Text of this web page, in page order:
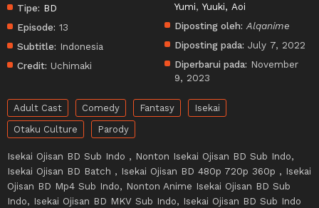
Tipe: BD
Episode: 13
Subtitle: Indonesia
Credit: Uchimaki
Yumi,Yuuki, Aoi
Diposting oleh: Alqanime
Diposting pada: July 7, 2022
Diperbarui pada: November
9, 2023
Adult Cast Comedy Fantasy
Isekai
Otaku Culture
Parody
Isekai Ojisan BD Sub Indo , Nonton Isekai Ojisan BD Sub Indo,
Isekai Ojisan BD Batch , Isekai Ojisan BD 480p 720p 360p , Isekai
Ojisan BD Mp4 Sub Indo, Nonton Anime Isekai Ojisan BD Sub
Indo, Isekai Ojisan BD MKV Sub Indo, Isekai Ojisan BD Sub Indo